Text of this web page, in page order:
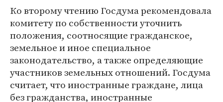
Ко второму чтению Госдума рекомендовала
комитету по собственности уточнить
положения, соотносящие гражданское,
земельное и иное специальное
законодательство, а также определяющие
участников земельных отношений. Госдума
считает, что иностранные граждане, лица
без гражданства, иностранные